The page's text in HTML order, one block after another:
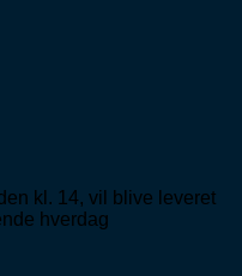
kl. 14, vil blive leveret
hverdag